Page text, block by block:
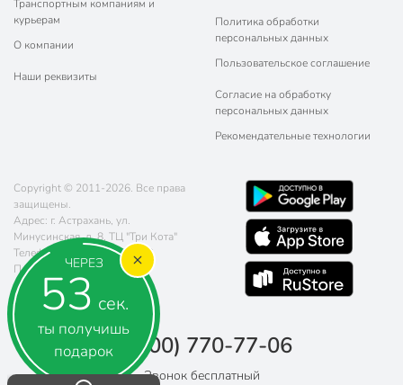
ЧЕРЕЗ
52 сек.
ты получишь
подарок
Транспортным компаниям и
курьерам
О компании
Наши реквизиты
Политика обработки
персональных данных
Пользовательское соглашение
Согласие на обработку
персональных данных
Рекомендательные технологии
Copyright © 2011-2026. Все права
защищены.
Адрес: г. Астрахань, ул.
Минусинская, д. 8, ТЦ "Три Кота"
Телефон:
8 (800) 770-77-06
Почта:
sales@poryadok.ru
8 (800) 770-77-06
Звонок бесплатный